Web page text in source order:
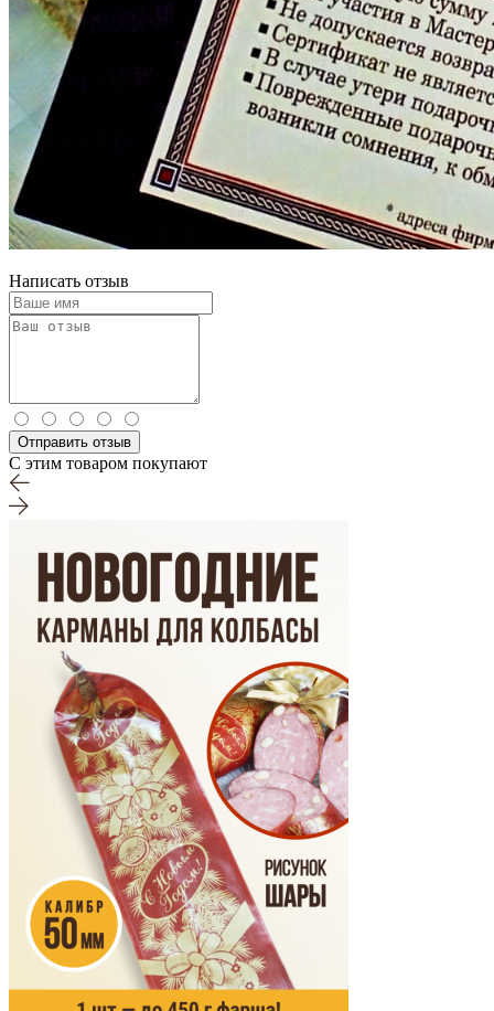
Написать отзыв
Отправить отзыв
С этим товаром покупают